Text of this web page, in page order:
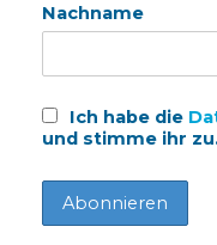
Nachname
Ich habe die
und stimme ihr